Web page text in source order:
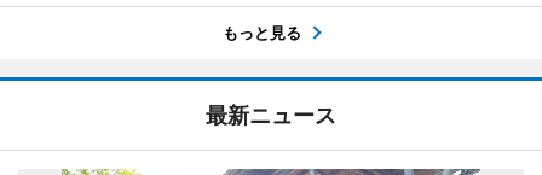
もっと見る
最新ニュース